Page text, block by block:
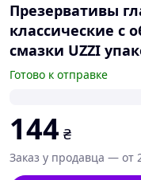
Презервативы
классические с
смазки UZZI
Готово к отправке
144 ₴
Заказ у продавца — от